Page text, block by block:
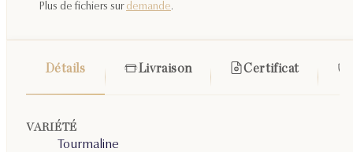
Plus de fichiers sur demande.
Détails Livraison Certificat
VARIÉTÉ
Tourmaline